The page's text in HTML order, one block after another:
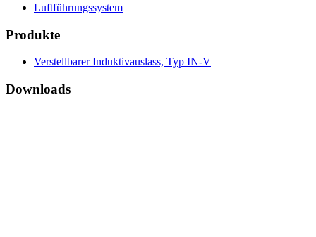
Luftführungssystem
Produkte
Verstellbarer Induktivauslass, Typ IN-V
Downloads